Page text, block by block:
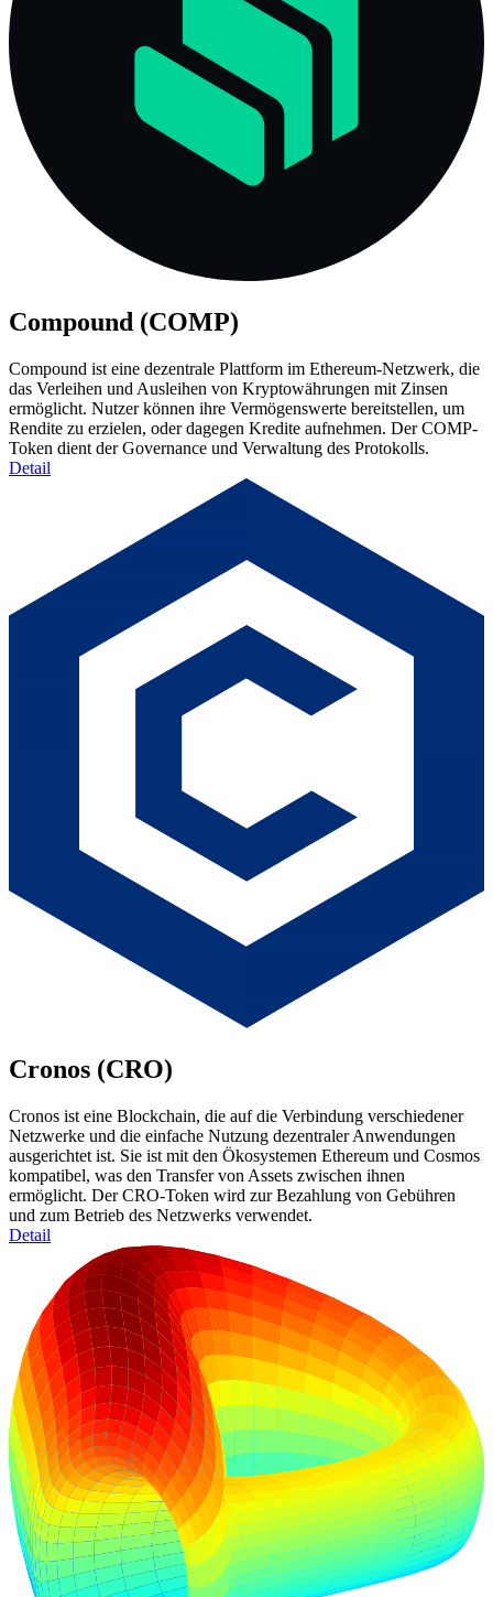
Compound (COMP)
Compound ist eine dezentrale Plattform im Ethereum-Netzwerk, die
das Verleihen und Ausleihen von Kryptowährungen mit Zinsen
ermöglicht. Nutzer können ihre Vermögenswerte bereitstellen, um
Rendite zu erzielen, oder dagegen Kredite aufnehmen. Der COMP-
Token dient der Governance und Verwaltung des Protokolls.
Detail
Cronos (CRO)
Cronos ist eine Blockchain, die auf die Verbindung verschiedener
Netzwerke und die einfache Nutzung dezentraler Anwendungen
ausgerichtet ist. Sie ist mit den Ökosystemen Ethereum und Cosmos
kompatibel, was den Transfer von Assets zwischen ihnen
ermöglicht. Der CRO-Token wird zur Bezahlung von Gebühren
und zum Betrieb des Netzwerks verwendet.
Detail